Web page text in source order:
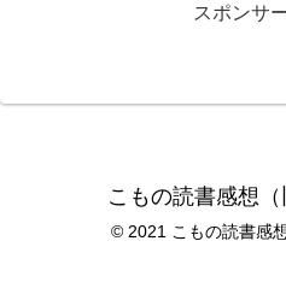
スポンサ
こもの読書感想（
© 2021 こもの読書感